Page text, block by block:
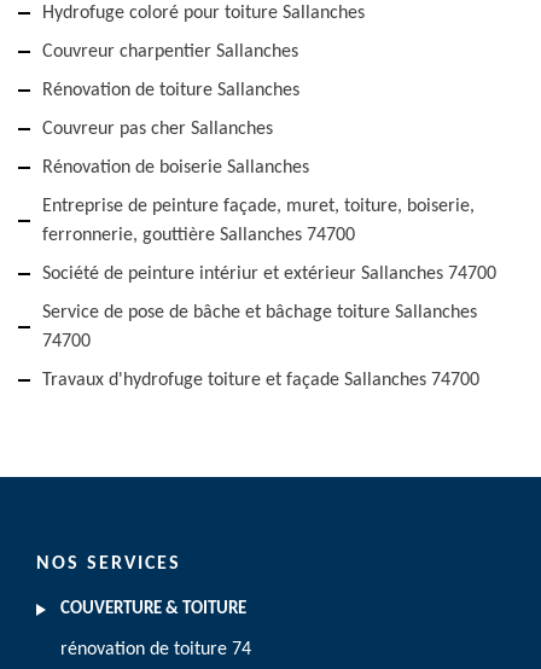
Hydrofuge coloré pour toiture Sallanches
Couvreur charpentier Sallanches
Rénovation de toiture Sallanches
Couvreur pas cher Sallanches
Rénovation de boiserie Sallanches
Entreprise de peinture façade, muret, toiture, boiserie,
ferronnerie, gouttière Sallanches 74700
Société de peinture intériur et extérieur Sallanches 74700
Service de pose de bâche et bâchage toiture Sallanches
74700
Travaux d'hydrofuge toiture et façade Sallanches 74700
NOS SERVICES
COUVERTURE & TOITURE
rénovation de toiture 74